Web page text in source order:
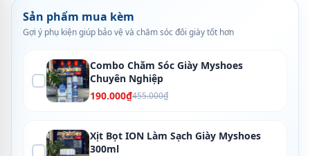
Sản phẩm mua kèm
Gợi ý phụ kiện giúp bảo vệ và chăm sóc đôi giày tốt hơn
Combo Chăm Sóc Giày Myshoes
Chuyên Nghiệp
190.000₫455.000₫
Xịt Bọt ION Làm Sạch Giày Myshoes
300ml